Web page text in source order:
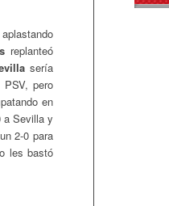
replanteó
sería
pero
en
a Sevilla y
2-0 para
les bastó